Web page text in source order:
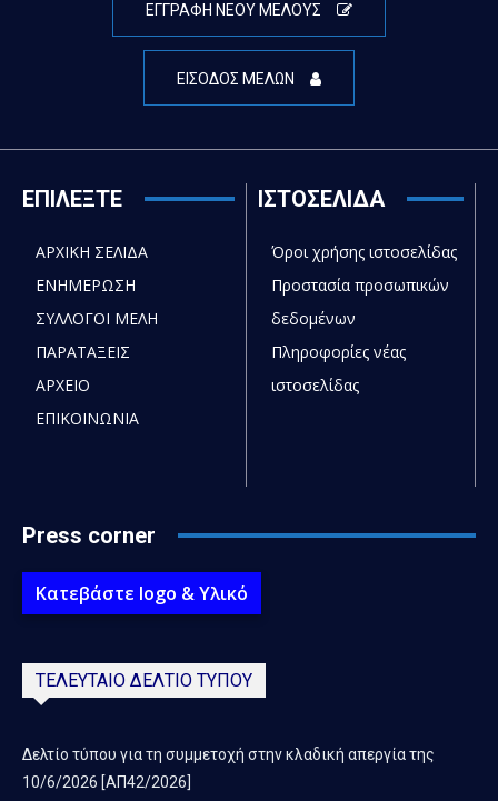
ΕΓΓΡΑΦΗ ΝΕΟΥ ΜΕΛΟΥΣ
ΕΙΣΟΔΟΣ ΜΕΛΩΝ
ΕΠΙΛΕΞΤΕ
ΑΡΧΙΚΗ ΣΕΛΙΔΑ
ΕΝΗΜΕΡΩΣΗ
ΣΥΛΛΟΓΟΙ ΜΕΛΗ
ΠΑΡΑΤΑΞΕΙΣ
ΑΡΧΕΙΟ
ΕΠΙΚΟΙΝΩΝΙΑ
ΙΣΤΟΣΕΛΙΔΑ
Όροι χρήσης ιστοσελίδας
Προστασία προσωπικών
δεδομένων
Πληροφορίες νέας
ιστοσελίδας
Press corner
Κατεβάστε logo & Υλικό
ΤΕΛΕΥΤΑΙΟ ΔΕΛΤΙΟ ΤΥΠΟΥ
Δελτίο τύπου για τη συμμετοχή στην κλαδική απεργία της
10/6/2026 [ΑΠ42/2026]